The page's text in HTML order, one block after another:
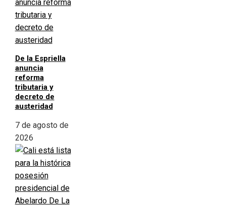
De la Espriella
anuncia
reforma
tributaria y
decreto de
austeridad
7 de agosto de
2026